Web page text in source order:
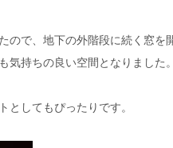
ので、地下の外階段に続く窓を
気持ちの良い空間となりました。
としてもぴったりです。